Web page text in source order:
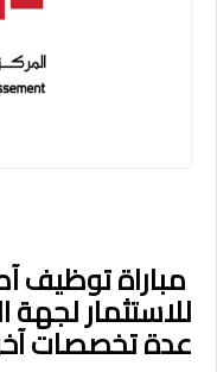
مباراة توظيف
للاستثمار لجهة
عدة تخصصات آخر أجل